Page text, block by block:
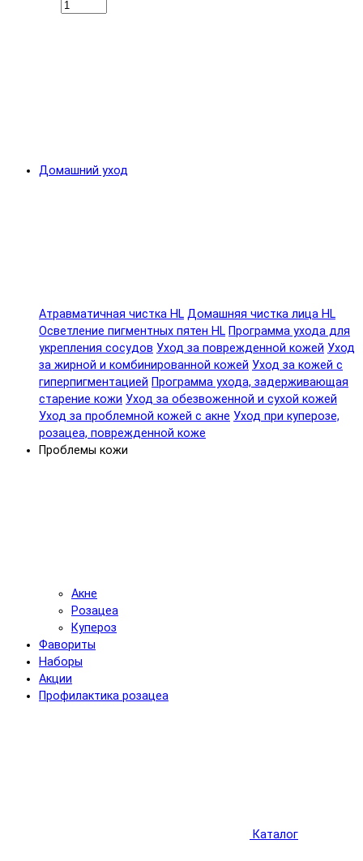
Домашний уход
Атравматичная чистка HL Домашняя чистка лица HL
Осветление пигментных пятен HL Программа ухода для
укрепления сосудов Уход за поврежденной кожей Уход
за жирной и комбинированной кожей Уход за кожей с
гиперпигментацией Программа ухода, задерживающая
старение кожи Уход за обезвоженной и сухой кожей
Уход за проблемной кожей с акне Уход при куперозе,
розацеа, поврежденной коже
Проблемы кожи
Акне
Розацеа
Купероз
Фавориты
Наборы
Акции
Профилактика розацеа
Каталог